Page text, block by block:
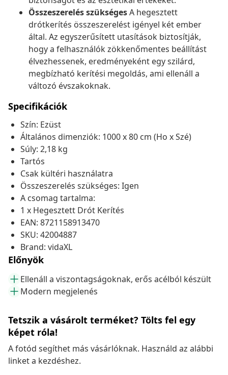
Összeszerelés szükségesA hegesztett
drótkerítés összeszerelést igényel két ember
által. Az egyszerűsített utasítások biztosítják,
hogy a felhasználók zökkenőmentes beállítást
élvezhessenek, eredményeként egy szilárd,
megbízható kerítési megoldás, ami ellenáll a
változó évszakoknak.
Specifikációk
Szín: Ezüst
Általános dimenziók: 1000 x 80 cm (Ho x Szé)
Súly: 2,18 kg
Tartós
Csak kültéri használatra
Összeszerelés szükséges: Igen
A csomag tartalma:
1 x Hegesztett Drót Kerítés
EAN: 8721158913470
SKU: 42004887
Brand: vidaXL
Előnyök
Ellenáll a viszontagságoknak, erős acélból készült
Modern megjelenés
Tetszik a vásárolt terméket? Tölts fel egy
képet róla!
A fotód segíthet más vásárlóknak. Használd az alábbi
linket a kezdéshez.